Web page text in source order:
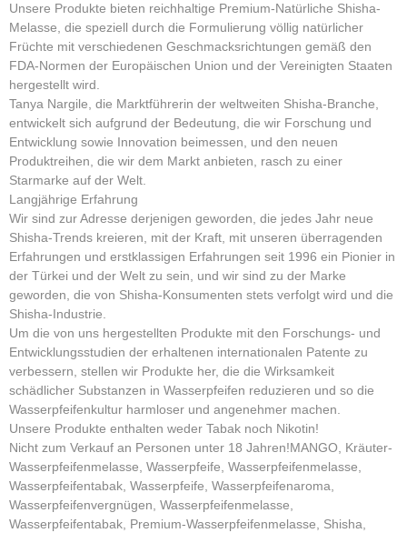
Unsere Produkte bieten reichhaltige Premium-Natürliche Shisha-
Melasse, die speziell durch die Formulierung völlig natürlicher
Früchte mit verschiedenen Geschmacksrichtungen gemäß den
FDA-Normen der Europäischen Union und der Vereinigten Staaten
hergestellt wird.
Tanya Nargile, die Marktführerin der weltweiten Shisha-Branche,
entwickelt sich aufgrund der Bedeutung, die wir Forschung und
Entwicklung sowie Innovation beimessen, und den neuen
Produktreihen, die wir dem Markt anbieten, rasch zu einer
Starmarke auf der Welt.
Langjährige Erfahrung
Wir sind zur Adresse derjenigen geworden, die jedes Jahr neue
Shisha-Trends kreieren, mit der Kraft, mit unseren überragenden
Erfahrungen und erstklassigen Erfahrungen seit 1996 ein Pionier in
der Türkei und der Welt zu sein, und wir sind zu der Marke
geworden, die von Shisha-Konsumenten stets verfolgt wird und die
Shisha-Industrie.
Um die von uns hergestellten Produkte mit den Forschungs- und
Entwicklungsstudien der erhaltenen internationalen Patente zu
verbessern, stellen wir Produkte her, die die Wirksamkeit
schädlicher Substanzen in Wasserpfeifen reduzieren und so die
Wasserpfeifenkultur harmloser und angenehmer machen.
Unsere Produkte enthalten weder Tabak noch Nikotin!
Nicht zum Verkauf an Personen unter 18 Jahren!MANGO, Kräuter-
Wasserpfeifenmelasse, Wasserpfeife, Wasserpfeifenmelasse,
Wasserpfeifentabak, Wasserpfeife, Wasserpfeifenaroma,
Wasserpfeifenvergnügen, Wasserpfeifenmelasse,
Wasserpfeifentabak, Premium-Wasserpfeifenmelasse, Shisha,